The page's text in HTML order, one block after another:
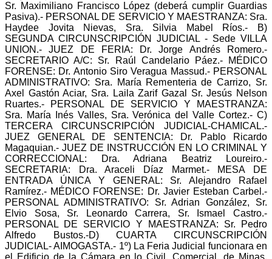
Sr. Maximiliano Francisco López (deberá cumplir Guardias
Pasiva).- PERSONAL DE SERVICIO Y MAESTRANZA: Sra.
Haydee Jovita Nievas, Sra. Silvia Mabel Ríos.- B)
SEGUNDA CIRCUNSCRIPCIÓN JUDICIAL - Sede VILLA
UNION.- JUEZ DE FERIA: Dr. Jorge Andrés Romero.-
SECRETARIO A/C: Sr. Raúl Candelario Páez.- MÉDICO
FORENSE: Dr. Antonio Siro Veragua Massud.- PERSONAL
ADMINISTRATIVO: Sra. María Rementeria de Carrizo, Sr.
Axel Gastón Aciar, Sra. Laila Zarif Gazal Sr. Jesús Nelson
Ruartes.- PERSONAL DE SERVICIO Y MAESTRANZA:
Sra. María Inés Valles, Sra. Verónica del Valle Cortez.- C)
TERCERA CIRCUNSCRIPCIÓN JUDICIAL-CHAMICAL.-
JUEZ GENERAL DE SENTENCIA: Dr. Pablo Ricardo
Magaquian.- JUEZ DE INSTRUCCIÓN EN LO CRIMINAL Y
CORRECCIONAL: Dra. Adriana Beatriz Loureiro.-
SECRETARIA: Dra. Araceli Díaz Marmet.- MESA DE
ENTRADA ÚNICA Y GENERAL: Sr. Alejandro Rafael
Ramírez.- MÉDICO FORENSE: Dr. Javier Esteban Carbel.-
PERSONAL ADMINISTRATIVO: Sr. Adrian González, Sr.
Elvio Sosa, Sr. Leonardo Carrera, Sr. Ismael Castro.-
PERSONAL DE SERVICIO Y MAESTRANZA: Sr. Pedro
Alfredo Bustos.-D) CUARTA CIRCUNSCRIPCIÓN
JUDICIAL- AIMOGASTA.- 1º) La Feria Judicial funcionara en
el Edificio de la Cámara en lo Civil, Comercial, de Minas,